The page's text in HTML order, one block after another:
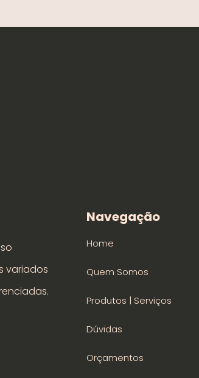
variados
Navegação
Home
Quem Somos
Produtos | Serviços
Dúvidas
Orçamentos